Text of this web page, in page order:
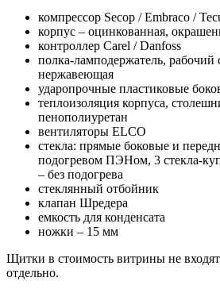
компрессор Secop / Embraco /
корпус – оцинкованная,
контроллер Carel / Danfoss
полка-ламподержатель, рабочий
нержавеющая
ударопрочные пластиковые
теплоизоляция корпуса,
пенополиуретан
вентиляторы ELCO
стекла: прямые боковые и
подогревом ПЭНом, 3 стекла-
– без подогрева
стеклянный отбойник
клапан Шредера
емкость для конденсата
ножки – 15 мм
Щитки в стоимость витрины не
отдельно.